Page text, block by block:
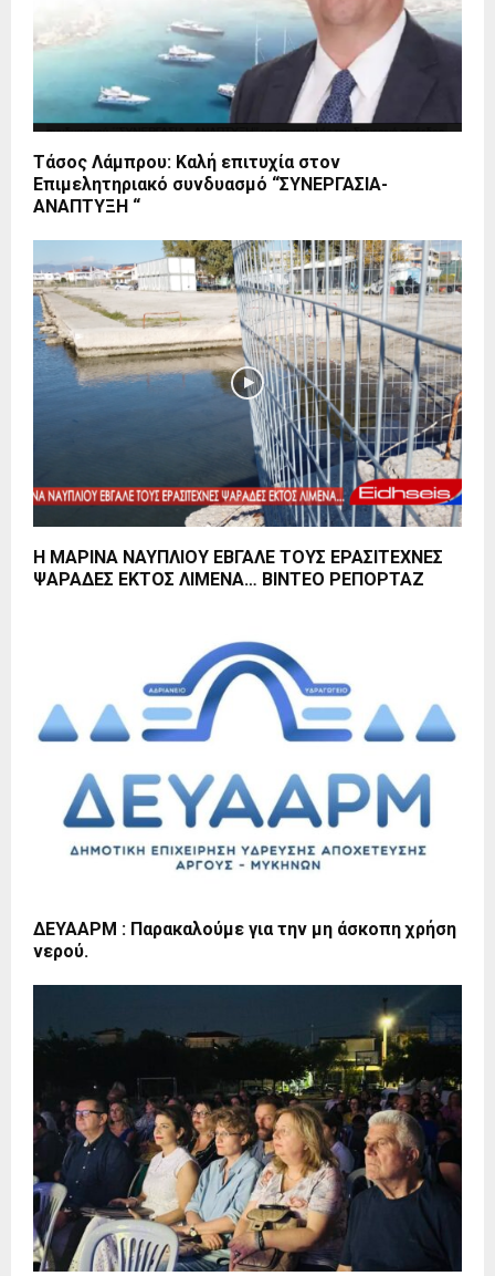
Τάσος Λάμπρου: Καλή επιτυχία στον
Επιμελητηριακό συνδυασμό “ΣΥΝΕΡΓΑΣΙΑ-
ΑΝΑΠΤΥΞΗ “
Η ΜΑΡΙΝΑ ΝΑΥΠΛΙΟΥ ΕΒΓΑΛΕ ΤΟΥΣ ΕΡΑΣΙΤΕΧΝΕΣ
ΨΑΡΑΔΕΣ ΕΚΤΟΣ ΛΙΜΕΝΑ… ΒΙΝΤΕΟ ΡΕΠΟΡΤΑΖ
ΔΕΥΑΑΡΜ : Παρακαλούμε για την μη άσκοπη χρήση
νερού.